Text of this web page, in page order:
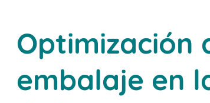
Optimización
embalaje en